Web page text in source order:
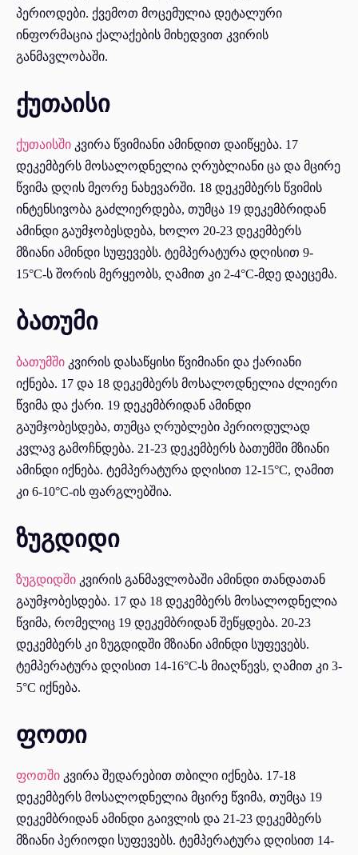
პერიოდები. ქვემოთ მოცემულია დეტალური
ინფორმაცია ქალაქების მიხედვით კვირის
განმავლობაში.
ქუთაისი
ქუთაისში კვირა წვიმიანი ამინდით დაიწყება. 17
დეკემბერს მოსალოდნელია ღრუბლიანი ცა და მცირე
წვიმა დღის მეორე ნახევარში. 18 დეკემბერს წვიმის
ინტენსივობა გაძლიერდება, თუმცა 19 დეკემბრიდან
ამინდი გაუმჯობესდება, ხოლო 20-23 დეკემბერს
მზიანი ამინდი სუფევებს. ტემპერატურა დღისით 9-
15°C-ს შორის მერყეობს, ღამით კი 2-4°C-მდე დაეცემა.
ბათუმი
ბათუმში კვირის დასაწყისი წვიმიანი და ქარიანი
იქნება. 17 და 18 დეკემბერს მოსალოდნელია ძლიერი
წვიმა და ქარი. 19 დეკემბრიდან ამინდი
გაუმჯობესდება, თუმცა ღრუბლები პერიოდულად
კვლავ გამოჩნდება. 21-23 დეკემბერს ბათუმში მზიანი
ამინდი იქნება. ტემპერატურა დღისით 12-15°C, ღამით
კი 6-10°C-ის ფარგლებშია.
ზუგდიდი
ზუგდიდში კვირის განმავლობაში ამინდი თანდათან
გაუმჯობესდება. 17 და 18 დეკემბერს მოსალოდნელია
წვიმა, რომელიც 19 დეკემბრიდან შეწყდება. 20-23
დეკემბერს კი ზუგდიდში მზიანი ამინდი სუფევებს.
ტემპერატურა დღისით 14-16°C-ს მიაღწევს, ღამით კი 3-
5°C იქნება.
ფოთი
ფოთში კვირა შედარებით თბილი იქნება. 17-18
დეკემბერს მოსალოდნელია მცირე წვიმა, თუმცა 19
დეკემბრიდან ამინდი გაივლის და 21-23 დეკემბერს
მზიანი პერიოდი სუფევებს. ტემპერატურა დღისით 14-